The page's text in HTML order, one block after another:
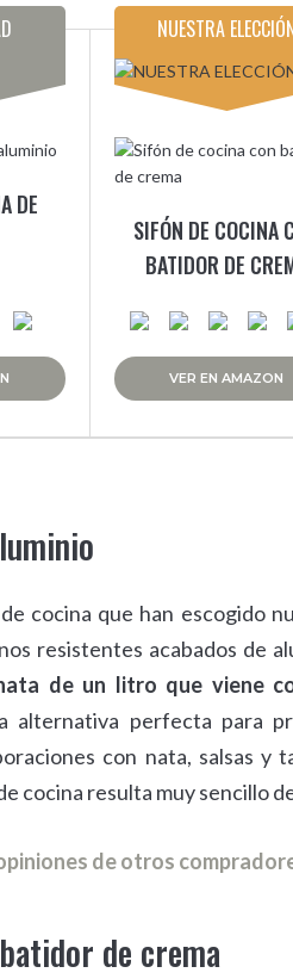
DE
NUESTRA
SIFÓN DE COCINA
BATIDOR DE
VER EN AMAZON
cocina que han escogido
resistentes acabados de
de un litro que viene
alternativa perfecta para
con nata, salsas y
cocina resulta muy sencillo
de otros
de crema